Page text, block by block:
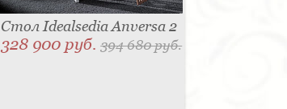
Стол Idealsedia Anversa 2
328 900 руб.394 680 руб.